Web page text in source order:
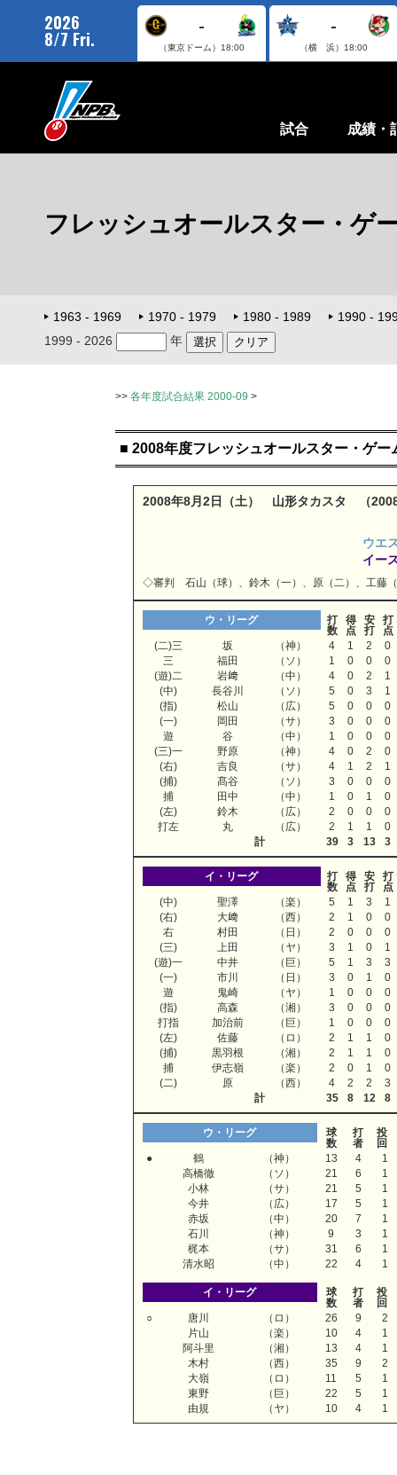
2026
8/7 Fri.
-
（東京ドーム） 18:00
-
（横 浜） 18:00
試合 成績・
フレッシュオールスター・ゲ
1963 - 1969 1970 - 1979 1980 - 1989
1990 -
1999 - 2026
年
>> 各年度試合結果 2000-09 >
■ 2008年度フレッシュオールスター・ゲ
2008年8月2日（土） 山形タカスタ （
ウエ
イー
◇審判 石山（球）、鈴木（一）、原（二）、工藤
ウ・リーグ
打
数
得
点
安
打
打
点
(二)三
坂 （神） 4 1 2
0
三
福田 （ソ） 1 0 0
0
(遊)二
岩﨑 （中） 4 0 2
1
(中)
長谷川 （ソ） 5 0 3
1
(指)
松山 （広） 5 0 0
0
(一)
岡田 （サ） 3 0 0
0
遊
谷 （中） 1 0 0
0
(三)一
野原 （神） 4 0 2
0
(右)
吉良 （サ） 4 1 2
1
(捕)
髙谷 （ソ） 3 0 0
0
捕
田中 （中） 1 0 1
0
(左)
鈴木 （広） 2 0 0
0
打左
丸 （広） 2 1 1
0
計
39 3 13 3
イ・リーグ
打
数
得
点
安
打
打
点
(中)
聖澤 （楽） 5 1 3
1
(右)
大﨑 （西） 2 1 0
0
右
村田 （日） 2 0 0
0
(三)
上田 （ヤ） 3 1 0
1
(遊)一
中井 （巨） 5 1 3
3
(一)
市川 （日） 3 0 1
0
遊
鬼崎 （ヤ） 1 0 0
0
(指)
高森 （湘） 3 0 0
0
打指
加治前 （巨） 1 0 0
0
(左)
佐藤 （ロ） 2 1 1
0
(捕)
黒羽根 （湘） 2 1 1
0
捕
伊志嶺 （楽） 2 0 1
0
(二)
原 （西） 4 2 2
3
計
35 8 12 8
ウ・リーグ
球
数
打
者
投
回
●
鶴 （神） 13 4
1
高橋徹
（ソ） 21 6
1
小林
（サ） 21 5
1
今井
（広） 17 5
1
赤坂
（中） 20 7
1
石川
（神） 9 3
1
梶本
（サ） 31 6
1
清水昭
（中） 22 4 1
イ・リーグ
球
数
打
者
投
回
○
唐川 （ロ） 26 9
2
片山
（楽） 10 4
1
阿斗里
（湘） 13 4
1
木村
（西） 35 9
2
大嶺
（ロ） 11 5
1
東野
（巨） 22 5
1
由規
（ヤ） 10 4 1